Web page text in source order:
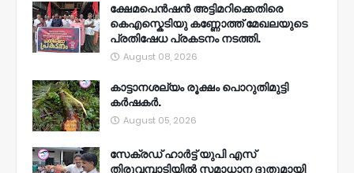
ക്ഷേമപെൻഷൻ അട്ടിമറിക്കെതിരെ
കെഎസ്കെടിയു കണ്ണോത്ത് മേഖലയുടെ
പ്രതിഷേധ പ്രകടനം നടത്തി.
August 08, 2026
കാട്ടാനശല്യം രൂക്ഷം പൊറുതിമുട്ടി
കർഷകർ.
August 05, 2026
സേക്രഡ് ഹാർട്ട് യുപി എസ്
തിരുവമ്പാടിയിൽ സമാധാന ദൂതുമായി